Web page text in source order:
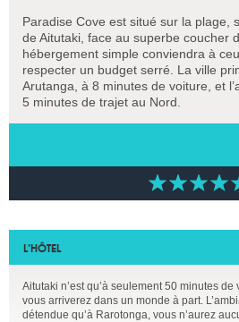
Paradise Cove est situé sur la plage,
de Aitutaki, face au superbe coucher
hébergement simple conviendra à
respecter un budget serré. La ville
Arutanga, à 8 minutes de voiture, et
5 minutes de trajet au Nord.
L’HÔTEL
Aitutaki n’est qu’à seulement 50 minutes
vous arriverez dans un monde à part.
détendue qu’à Rarotonga, vous n’aurez